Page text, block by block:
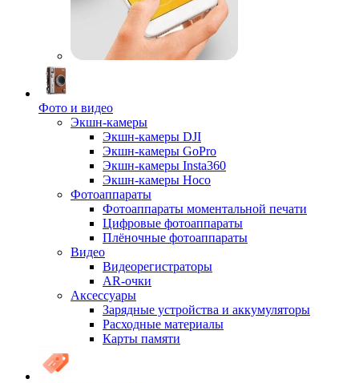
Фото и видео
Экшн-камеры
Экшн-камеры DJI
Экшн-камеры GoPro
Экшн-камеры Insta360
Экшн-камеры Hoco
Фотоаппараты
Фотоаппараты моментальной печати
Цифровые фотоаппараты
Плёночные фотоаппараты
Видео
Видеорегистраторы
AR-очки
Аксессуары
Зарядные устройства и аккумуляторы
Расходные материалы
Карты памяти